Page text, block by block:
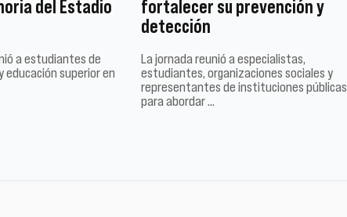
del Estadio
a estudiantes de
educación superior en
fortalecer su prevención y
detección
La jornada reunió a especialistas,
estudiantes, organizaciones sociales y
representantes de instituciones públicas
para abordar …